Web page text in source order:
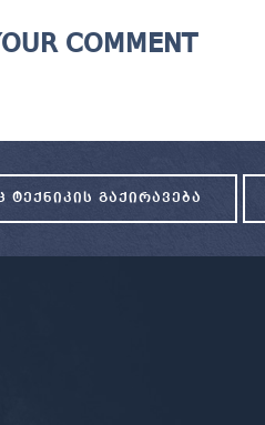
COMMENT
ᲢᲔᲥᲜᲘᲙᲘᲡ ᲒᲐᲥᲘᲠᲐᲕᲔᲑᲐ